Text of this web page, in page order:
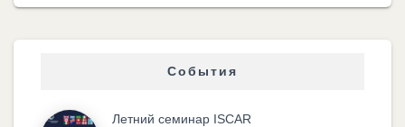
События
Летний семинар ISCAR